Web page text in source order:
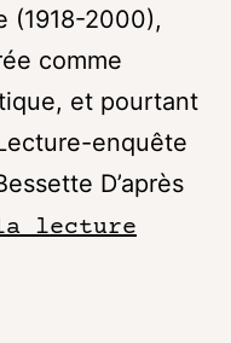
(1918-2000),
comme
et pourtant
enquête
D’après
lecture